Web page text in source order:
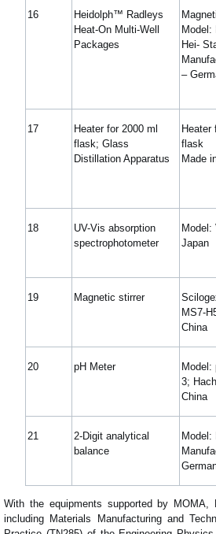
16
Heidolph™ Radleys
Heat-On Multi-Well
Packages
Model:
Hei-
–
17
Heater for 2000 ml
flask; Glass
Distillation Apparatus
Heater
flask
Made
18
UV-Vis absorption
spectrophotometer
Model:
Japan
19 Magnetic stirrer
MS7-
China
20 pH Meter
Model:
3;
China
21
2-Digit analytical
balance
Model:
With the equipments supported by
including Materials Manufacturing and